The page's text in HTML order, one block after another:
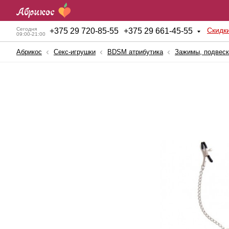
Сегодня
09:00-21:00
+375 29 720-85-55 +375 29 661-45-55
Насадки и Кольца
Фаллоимитаторы
Абрикос Секс-игрушки BDSM атрибутика Зажимы,